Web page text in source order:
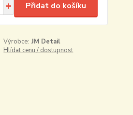
Přidat do košíku
Výrobce: JM Detail
Hlídat cenu / dostupnost